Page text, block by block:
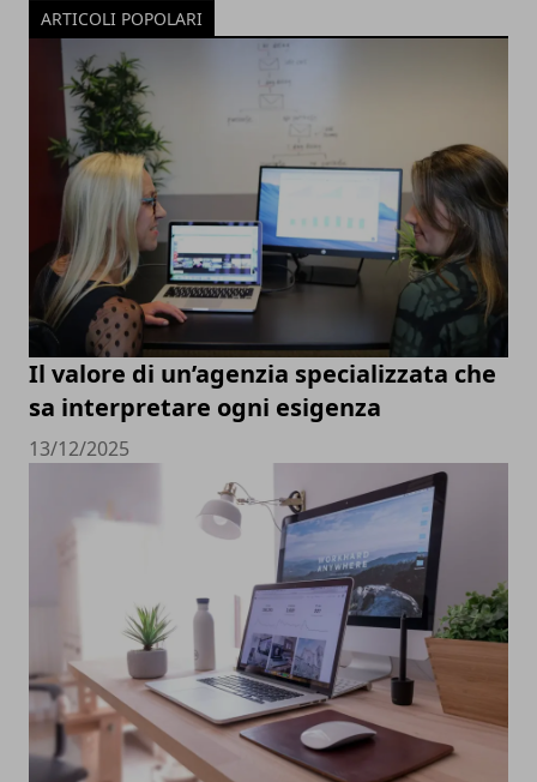
ARTICOLI POPOLARI
Il valore di un’agenzia specializzata che
sa interpretare ogni esigenza
13/12/2025